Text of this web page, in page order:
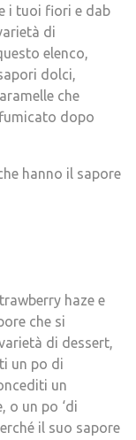
i tuoi fiori e dab
di
elenco,
dolci,
che
dopo
hanno il sapore
haze e
che si
di dessert,
un po di
un
o un po ‘di
il suo sapore